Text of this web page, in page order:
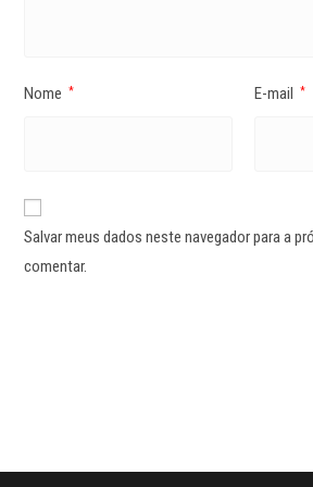
Nome * E-mail *
Salvar meus dados neste navegador para a
comentar.